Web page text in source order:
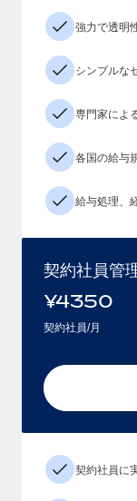
強力で透明
シンプルな
専門家によ
各国の給与
給与処理、
契約社員管
¥4350
契約社員/月
契約社員に